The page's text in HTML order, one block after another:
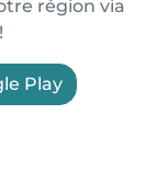
région via
Play